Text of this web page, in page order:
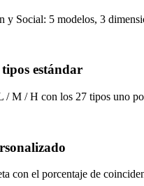
Social: 5 modelos, 3
estándar
/ M / H con los 27 tipos uno
con el porcentaje de